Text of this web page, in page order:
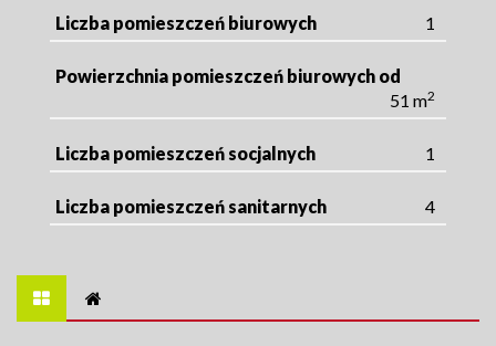
Liczba pomieszczeń biurowych 1
Powierzchnia pomieszczeń biurowych od
51 m2
Liczba pomieszczeń socjalnych 1
Liczba pomieszczeń sanitarnych 4